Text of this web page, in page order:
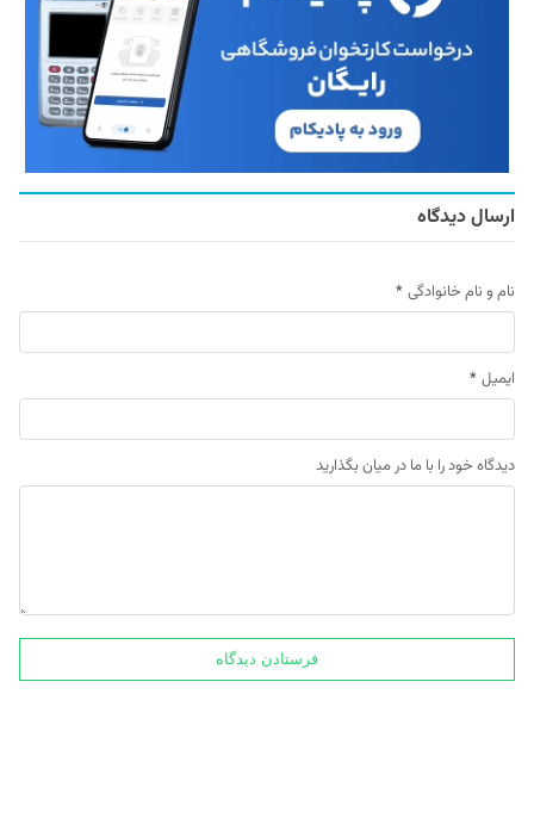
ارسال دیدگاه
نام و نام خانوادگی *
ایمیل *
دیدگاه خود را با ما در میان بگذارید